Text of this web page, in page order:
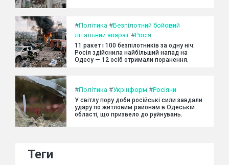
#Політика #Безпілотний бойовий
літальний апарат #Росія
11 ракет і 100 безпілотників за одну ніч:
Росія здійснила найбільший напад на
Одесу — 12 осіб отримали поранення.
#Політика #Укрінформ #Росіяни
У світлу пору доби російські сили завдали
удару по житловим районам в Одеській
області, що призвело до руйнувань.
Теги